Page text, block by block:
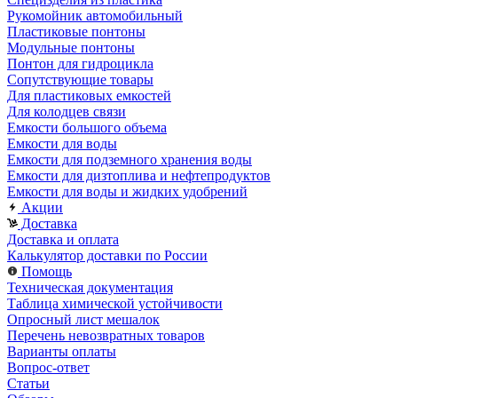
Рукомойник автомобильный
Пластиковые понтоны
Модульные понтоны
Понтон для гидроцикла
Сопутствующие товары
Для пластиковых емкостей
Для колодцев связи
Емкости большого объема
Емкости для воды
Емкости для подземного хранения воды
Емкости для дизтоплива и нефтепродуктов
Емкости для воды и жидких удобрений
Акции
Доставка
Доставка и оплата
Калькулятор доставки по России
Помощь
Техническая документация
Таблица химической устойчивости
Опросный лист мешалок
Перечень невозвратных товаров
Варианты оплаты
Вопрос-ответ
Статьи